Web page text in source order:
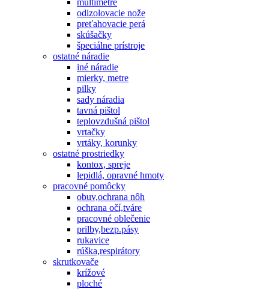
multimetre
odizolovacie nože
preťahovacie perá
skúšačky
špeciálne prístroje
ostatné náradie
iné náradie
mierky, metre
pilky
sady náradia
tavná pištol
teplovzdušná pištol
vrtačky
vrtáky, korunky
ostatné prostriedky
kontox, spreje
lepidlá, opravné hmoty
pracovné pomôcky
obuv,ochrana nôh
ochrana očí,tváre
pracovné oblečenie
prilby,bezp.pásy
rukavice
rúška,respirátory
skrutkovače
krížové
ploché